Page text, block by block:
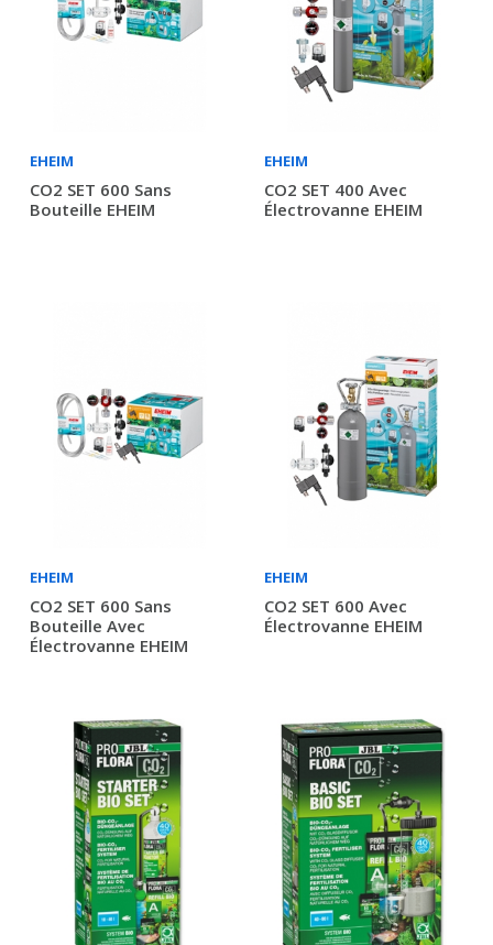
EHEIM
CO2 SET 600 Sans
Bouteille EHEIM
EHEIM
CO2 SET 400 Avec
Électrovanne EHEIM
EHEIM
CO2 SET 600 Sans
Bouteille Avec
Électrovanne EHEIM
EHEIM
CO2 SET 600 Avec
Électrovanne EHEIM